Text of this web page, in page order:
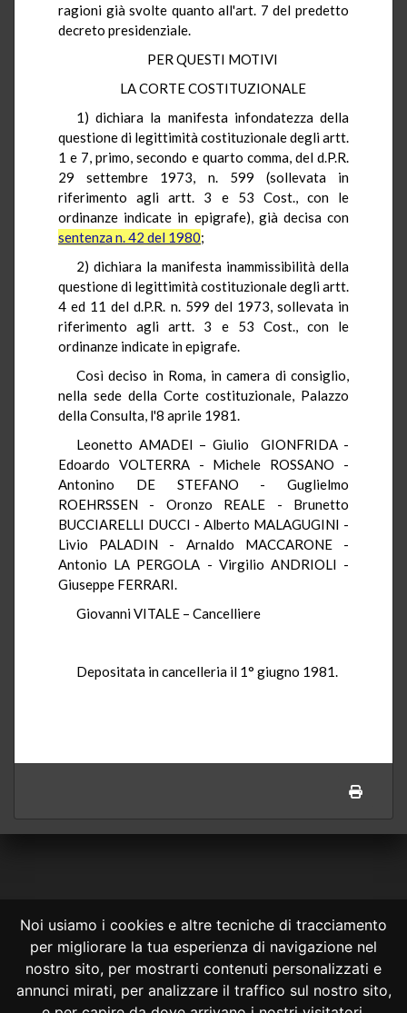
Noi usiamo i cookies e altre tecniche di tracciamento
per migliorare la tua esperienza di navigazione nel
nostro sito, per mostrarti contenuti personalizzati e
annunci mirati, per analizzare il traffico sul nostro sito,
ragioni già svolte quanto all'art. 7 del predetto
decreto presidenziale.
PER QUESTI MOTIVI
LA CORTE COSTITUZIONALE
1) dichiara la manifesta infondatezza della
questione di legittimità costituzionale degli artt.
1 e 7, primo, secondo e quarto comma, del d.P.R.
29 settembre 1973, n. 599 (sollevata in
riferimento agli artt. 3 e 53 Cost., con le
ordinanze indicate in epigrafe), già decisa con
sentenza n. 42 del 1980;
2) dichiara la manifesta inammissibilità della
questione di legittimità costituzionale degli artt.
4 ed 11 del d.P.R. n. 599 del 1973, sollevata in
riferimento agli artt. 3 e 53 Cost., con le
ordinanze indicate in epigrafe.
Così deciso in Roma, in camera di consiglio,
nella sede della Corte costituzionale, Palazzo
della Consulta, l'8 aprile 1981.
Leonetto AMADEI – Giulio GIONFRIDA -
Edoardo VOLTERRA - Michele ROSSANO -
Antonino DE STEFANO - Guglielmo
ROEHRSSEN - Oronzo REALE - Brunetto
BUCCIARELLI DUCCI - Alberto MALAGUGINI -
Livio PALADIN - Arnaldo MACCARONE -
Antonio LA PERGOLA - Virgilio ANDRIOLI -
Giuseppe FERRARI.
Giovanni VITALE – Cancelliere
Depositata in cancelleria il 1° giugno 1981.
CONSULTA ONLINE DAL 1995 -NOTE LEGALI
Consulta OnLine non ha prodotto e non è responsabile per i contenuti e
le informazioni legali di siti collegati.